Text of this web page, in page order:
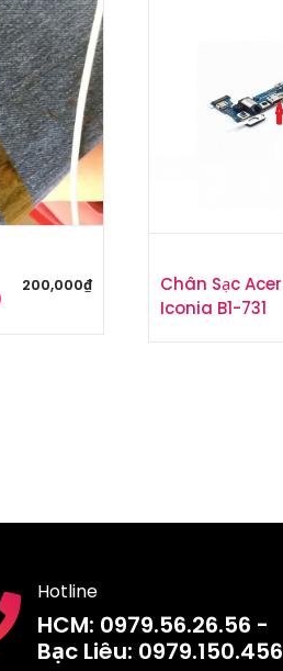
200,000₫
Chân Sạc Acer
Iconia B1-731
Hotline
HCM: 0979.56.26.56 -
Bạc Liêu: 0979.150.456